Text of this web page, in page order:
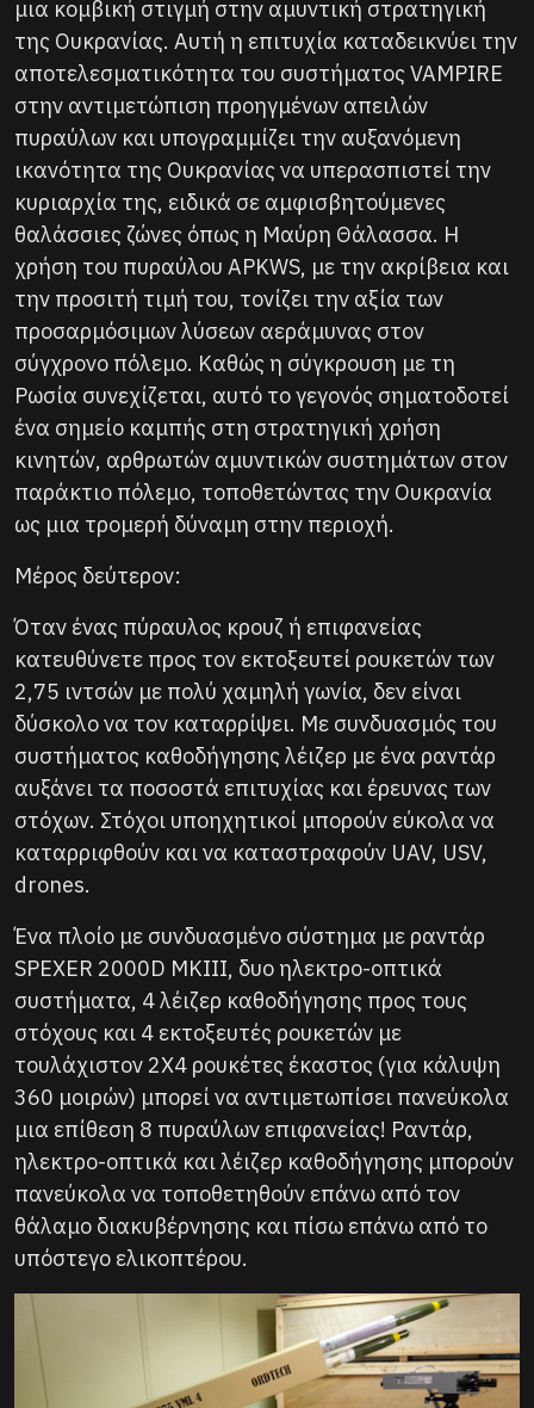
μια κομβική στιγμή στην αμυντική στρατηγική
της Ουκρανίας. Αυτή η επιτυχία καταδεικνύει την
αποτελεσματικότητα του συστήματος VAMPIRE
στην αντιμετώπιση προηγμένων απειλών
πυραύλων και υπογραμμίζει την αυξανόμενη
ικανότητα της Ουκρανίας να υπερασπιστεί την
κυριαρχία της, ειδικά σε αμφισβητούμενες
θαλάσσιες ζώνες όπως η Μαύρη Θάλασσα. Η
χρήση του πυραύλου APKWS, με την ακρίβεια και
την προσιτή τιμή του, τονίζει την αξία των
προσαρμόσιμων λύσεων αεράμυνας στον
σύγχρονο πόλεμο. Καθώς η σύγκρουση με τη
Ρωσία συνεχίζεται, αυτό το γεγονός σηματοδοτεί
ένα σημείο καμπής στη στρατηγική χρήση
κινητών, αρθρωτών αμυντικών συστημάτων στον
παράκτιο πόλεμο, τοποθετώντας την Ουκρανία
ως μια τρομερή δύναμη στην περιοχή.
Μέρος δεύτερον:
Όταν ένας πύραυλος κρουζ ή επιφανείας
κατευθύνετε προς τον εκτοξευτεί ρουκετών των
2,75 ιντσών με πολύ χαμηλή γωνία, δεν είναι
δύσκολο να τον καταρρίψει. Με συνδυασμός του
συστήματος καθοδήγησης λέιζερ με ένα ραντάρ
αυξάνει τα ποσοστά επιτυχίας και έρευνας των
στόχων. Στόχοι υποηχητικοί μπορούν εύκολα να
καταρριφθούν και να καταστραφούν UAV, USV,
drones.
Ένα πλοίο με συνδυασμένο σύστημα με ραντάρ
SPEXER 2000D MKIII, δυο ηλεκτρο-οπτικά
συστήματα, 4 λέιζερ καθοδήγησης προς τους
στόχους και 4 εκτοξευτές ρουκετών με
τουλάχιστον 2Χ4 ρουκέτες έκαστος (για κάλυψη
360 μοιρών) μπορεί να αντιμετωπίσει πανεύκολα
μια επίθεση 8 πυραύλων επιφανείας! Ραντάρ,
ηλεκτρο-οπτικά και λέιζερ καθοδήγησης μπορούν
πανεύκολα να τοποθετηθούν επάνω από τον
θάλαμο διακυβέρνησης και πίσω επάνω από το
υπόστεγο ελικοπτέρου.